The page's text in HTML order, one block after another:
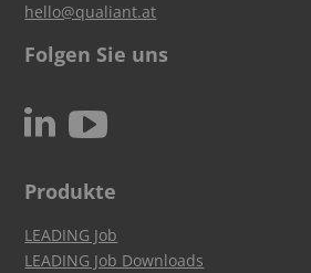
hello@qualiant.at
Folgen Sie uns
N c
Produkte
LEADING Job
LEADING Job Downloads